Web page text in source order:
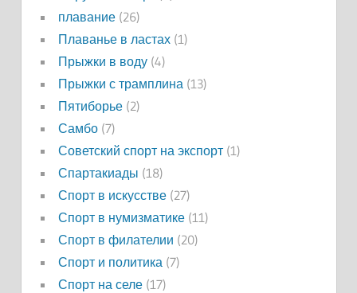
плавание(26)
Плаванье в ластах(1)
Прыжки в воду(4)
Прыжки с трамплина (13)
Пятиборье(2)
Самбо(7)
Советский спорт на экспорт(1)
Спартакиады (18)
Спорт в искусстве(27)
Спорт в нумизматике(11)
Спорт в филателии (20)
Спорт и политика (7)
Спорт на селе(17)